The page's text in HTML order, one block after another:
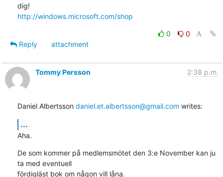
http://windows.microsoft.com/shop
0
0
Reply
attachment
Tommy Persson 2:38 p.m.
Daniel Albertsson daniel.et.albertsson@gmail.com writes:
...
Aha.
De som kommer på medlemsmötet den 3:e November kan ju
ta med eventuell
fördigläst bok om någon vill låna.